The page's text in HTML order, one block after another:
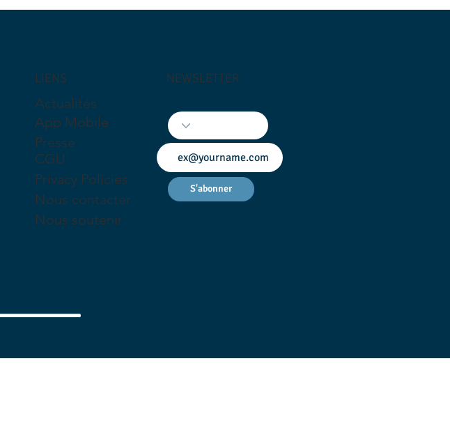
LIENS
Actualités
App Mobile
Privacy Policies
CGU
Presse
Nous contacter
Nous soutenir
NEWSLETTER
S'abonner